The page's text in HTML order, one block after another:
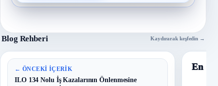
Blog Rehberi Kaydırarak keşfedin →
← ÖNCEKI İÇERIK
ILO 134 Nolu İş Kazalarının Önlenmesine
En